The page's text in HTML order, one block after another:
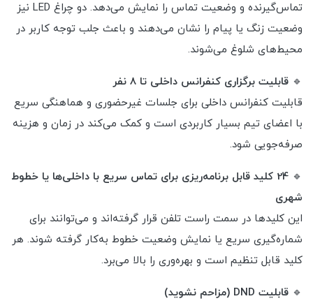
تماس‌گیرنده و وضعیت تماس را نمایش می‌دهد. دو چراغ LED نیز
وضعیت زنگ یا پیام را نشان می‌دهند و باعث جلب توجه کاربر در
محیط‌های شلوغ می‌شوند.
🔹 قابلیت برگزاری کنفرانس داخلی تا 8 نفر
قابلیت کنفرانس داخلی برای جلسات غیرحضوری و هماهنگی سریع
با اعضای تیم بسیار کاربردی است و کمک می‌کند در زمان و هزینه
صرفه‌جویی شود.
🔹
24 کلید قابل برنامه‌ریزی برای تماس سریع با داخلی‌ها یا خطوط
شهری
این کلیدها در سمت راست تلفن قرار گرفته‌اند و می‌توانند برای
شماره‌گیری سریع یا نمایش وضعیت خطوط به‌کار گرفته شوند. هر
کلید قابل تنظیم است و بهره‌وری را بالا می‌برد.
🔹 قابلیت DND (مزاحم نشوید)